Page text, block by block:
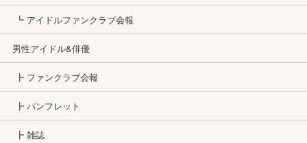
┗ アイドルファンクラブ会報
男性アイドル&俳優
┣ ファンクラブ会報
┣ パンフレット
┣ 雑誌